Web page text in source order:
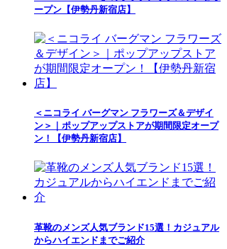
ープン【伊勢丹新宿店】
＜ニコライ バーグマン フラワーズ＆デザイ
ン＞｜ポップアップストアが期間限定オープ
ン！【伊勢丹新宿店】
革靴のメンズ人気ブランド15選！カジュアル
からハイエンドまでご紹介